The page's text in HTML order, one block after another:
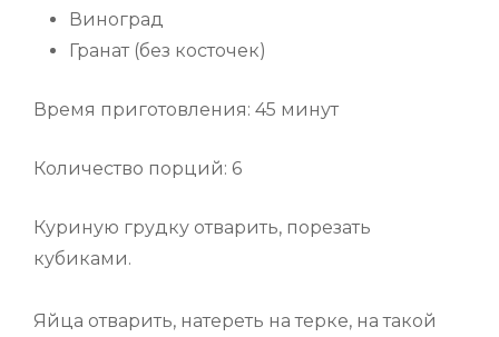
Виноград
Гранат (без косточек)
Время приготовления: 45 минут
Количество порций: 6
Куриную грудку отварить, порезать
кубиками.
Яйца отварить, натереть на терке, на такой